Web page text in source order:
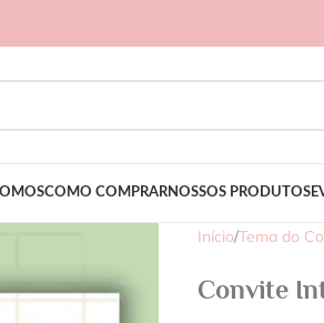
COMO COMPRARNOSSOS PRODUTOS
Início/Tema do
Convite